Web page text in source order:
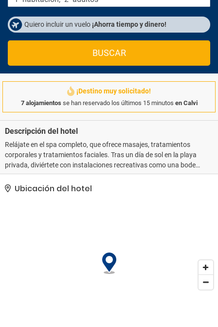
Quiero incluir un vuelo ¡Ahorra tiempo y dinero!
BUSCAR
¡Destino muy solicitado!
7 alojamientos se han reservado los últimos 15 minutos en Calvi
Descripción del hotel
Relájate en el spa completo, que ofrece masajes, tratamientos
corporales y tratamientos faciales. Tras un día de sol en la playa
privada, diviértete con instalaciones recreativas como una bodega
y un centro de bienestar. Otros servicios de este hotel incluyen
conexión a Internet wifi gratis, servicios de conserjería y servicio
transporte al aeropuerto (ida y vuelta) gratuito disponible 24
Ubicación del hotel